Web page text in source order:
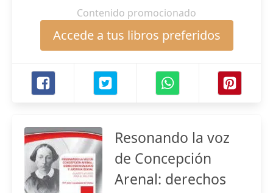
Contenido promocionado
Accede a tus libros preferidos
Resonando la voz
de Concepción
Arenal: derechos